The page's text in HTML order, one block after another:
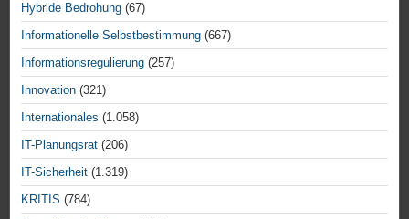
Hybride Bedrohung (67)
Informationelle Selbstbestimmung (667)
Informationsregulierung (257)
Innovation (321)
Internationales (1.058)
IT-Planungsrat (206)
IT-Sicherheit (1.319)
KRITIS (784)